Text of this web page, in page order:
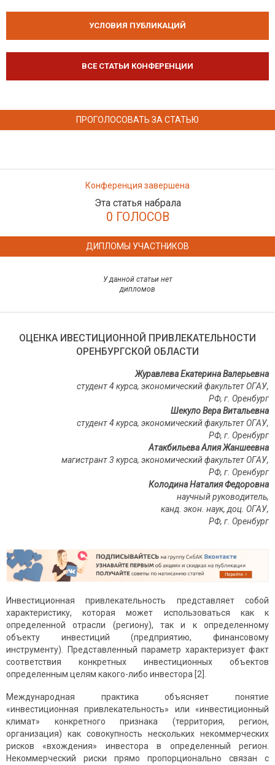
УСЛОВИЯ ПУБЛИКАЦИЙ
ВСЕ СТАТЬИ КОНФЕРЕНЦИИ
ПРОГОЛОСОВАТЬ ЗА СТАТЬЮ
Конференция завершена
Эта статья набрала
0 ГОЛОСОВ
ДИПЛОМЫ УЧАСТНИКОВ
У данной статьи нет
дипломов
ОЦЕНКА ИВЕСТИЦИОННОЙ ПРИВЛЕКАТЕЛЬНОСТИ
ОРЕНБУРГСКОЙ ОБЛАСТИ
Журавлева Екатерина Валерьевна
студент 4 курса, экономический факультет ОГАУ,
РФ, г. Оренбург
Шекуло Вера Витальевна
студент 4 курса, экономический факультет ОГАУ,
РФ, г. Оренбург
Атакбильева Алия Жаншеевна
магистрант 3 курса, экономический факультет ОГАУ,
РФ, г. Оренбург
Колодина Наталия Федоровна
научный руководитель,
канд. экон. наук, доц. ОГАУ,
РФ, г. Оренбург
Инвестиционная привлекательность представляет собой
характеристику, которая может использоваться как к
определенной отрасли (региону), так и к определенному
объекту инвестиций (предприятию, финансовому
инструменту). Представленный параметр характеризует факт
соответствия конкретных инвестиционных объектов
определенным целям какого-либо инвестора [2].
Международная практика объясняет понятие
«инвестиционная привлекательность» или «инвестиционный
климат» конкретного признака (территория, регион,
организация) как совокупность нескольких некоммерческих
рисков «вхождения» инвестора в определенный регион.
Некоммерческий риски прямо пропорционально связан с